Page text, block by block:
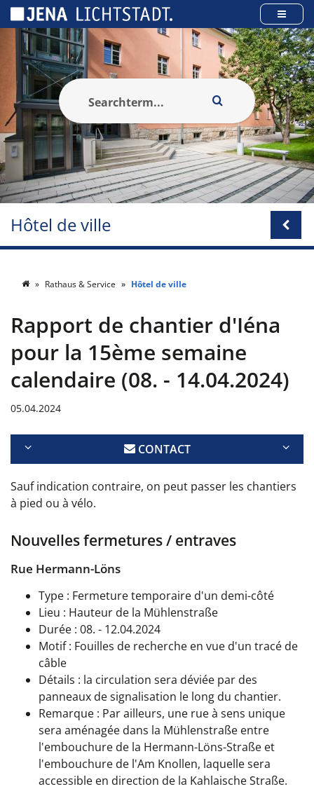
Hôtel de ville
Rathaus & Service Hôtel de ville
Rapport de chantier d'Iéna
pour la 15ème semaine
calendaire (08. - 14.04.2024)
05.04.2024
CONTACT
Sauf indication contraire, on peut passer les chantiers
à pied ou à vélo.
Nouvelles fermetures / entraves
Rue Hermann-Löns
Type : Fermeture temporaire d'un demi-côté
Lieu : Hauteur de la Mühlenstraße
Durée : 08. - 12.04.2024
Motif : Fouilles de recherche en vue d'un tracé de
câble
Détails : la circulation sera déviée par des
panneaux de signalisation le long du chantier.
Remarque : Par ailleurs, une rue à sens unique
sera aménagée dans la Mühlenstraße entre
l'embouchure de la Hermann-Löns-Straße et
l'embouchure de l'Am Knollen, laquelle sera
accessible en direction de la Kahlaische Straße.
Panneau de gestion des cookies